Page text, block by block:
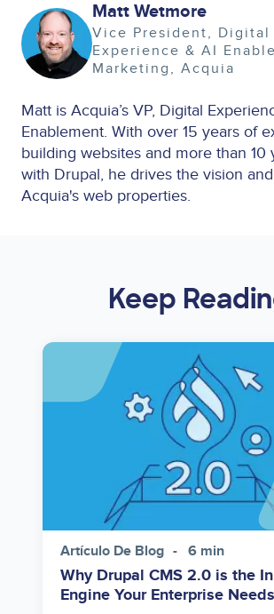
Image Matt Wetmore
Vice President, Digital
Experience & AI
Marketing
Acquia
Matt is Acquia’s VP, Digital
Enablement. With over 15 years of
building websites and more than 10
with Drupal, he drives the vision
Acquia's web properties.
Keep
Image
Artículo De Blog 6 min
Why Drupal CMS 2.0 is the
Engine Your Enterprise Needs